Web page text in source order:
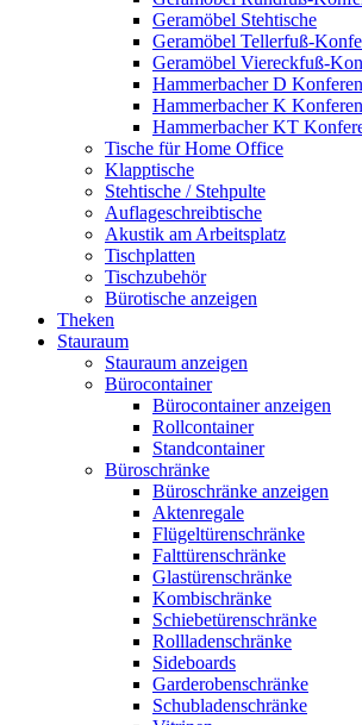
Geramöbel Stehtische
Geramöbel Tellerfuß-
Geramöbel Viereckfuß-
Hammerbacher D
Hammerbacher K
Hammerbacher KT
Tische für Home Office
Klapptische
Stehtische / Stehpulte
Auflageschreibtische
Akustik am Arbeitsplatz
Tischplatten
Tischzubehör
Bürotische anzeigen
Theken
Stauraum
Stauraum anzeigen
Bürocontainer
Bürocontainer anzeigen
Rollcontainer
Standcontainer
Büroschränke
Büroschränke anzeigen
Aktenregale
Flügeltürenschränke
Falttürenschränke
Glastürenschränke
Kombischränke
Schiebetürenschränke
Rollladenschränke
Sideboards
Garderobenschränke
Schubladenschränke